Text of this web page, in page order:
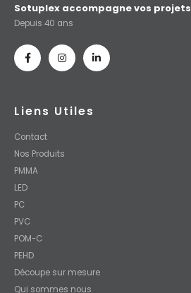
Sotuplex accompagne vos projets
Depuis 40 ans
Liens Utiles
Contact
Nos Produits
PMMA
LED
PC
PVC
POM-C
PEHD
Découpe sur mesure
Qui sommes nous